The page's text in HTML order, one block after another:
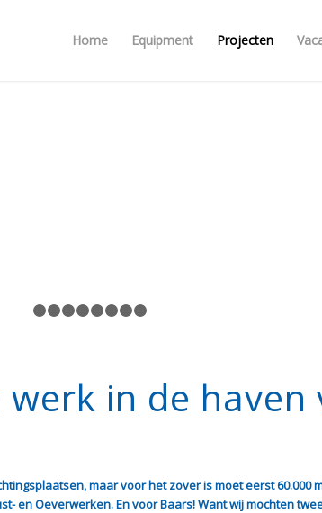
Home Equipment Projecten
1 2 3
in de haven
maar voor het zover is moet eerst 60.000
en Oeverwerken. En voor Baars! Want wij mochten